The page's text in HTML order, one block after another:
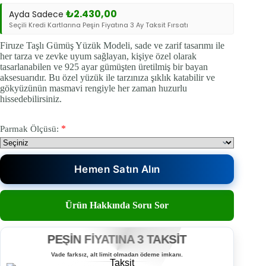
Ayda Sadece ₺2.430,00
Seçili Kredi Kartlarına Peşin Fiyatına 3 Ay Taksit Fırsatı
Firuze Taşlı Gümüş Yüzük Modeli, sade ve zarif tasarımı ile
her tarza ve zevke uyum sağlayan, kişiye özel olarak
tasarlanabilen ve 925 ayar gümüşten üretilmiş bir bayan
aksesuarıdır. Bu özel yüzük ile tarzınıza şıklık katabilir ve
gökyüzünün masmavi rengiyle her zaman huzurlu
hissedebilirsiniz.
Parmak Ölçüsü: *
Hemen Satın Alın
Ürün Hakkında Soru Sor
PEŞİN FİYATINA 3 TAKSİT
Vade farksız, alt limit olmadan ödeme imkanı.